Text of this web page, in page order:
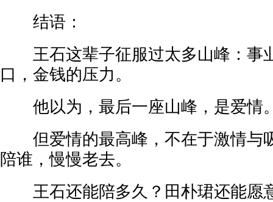
结语：
王石这辈子征服过太多山峰：事
口，金钱的压力。
他以为，最后一座山峰，是爱情
但爱情的最高峰，不在于激情与
陪谁，慢慢老去。
王石还能陪多久？田朴珺还能愿